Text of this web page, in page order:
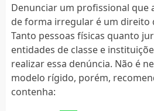
Denunciar um profissional que
de forma irregular é um direito
Tanto pessoas físicas quanto
entidades de classe e
realizar essa denúncia. Não é
modelo rígido, porém,
contenha: